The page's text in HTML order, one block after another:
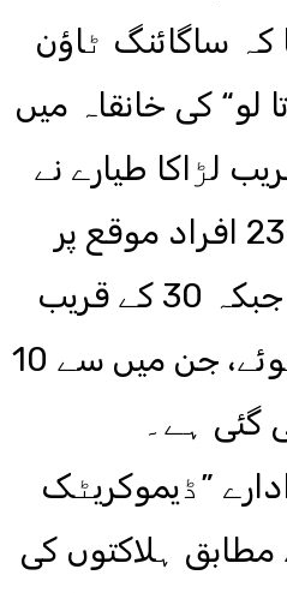
کہ ساگائنگ ٹاؤن
لو“ کی خانقاہ میں
لڑاکا طیارے نے
بم گرایا، جس سے 23 افراد موقع پر
جاں بحق ہو گئے، جبکہ 30 کے قریب
افراد زخمی بھی ہوئے، جن میں سے 10
گئی ہے۔
”ڈیموکریٹک
مطابق ہلاکتوں کی